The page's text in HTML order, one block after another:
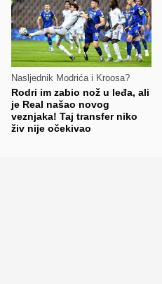
Nasljednik Modrića i Kroosa?
Rodri im zabio nož u leđa, ali
je Real našao novog
veznjaka! Taj transfer niko
živ nije očekivao